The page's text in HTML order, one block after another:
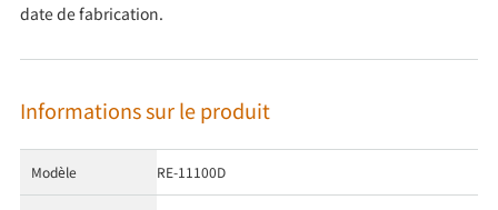
date de fabrication.
Informations sur le produit
Modèle RE-11100D